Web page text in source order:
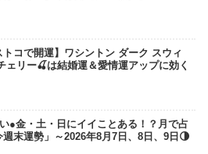
トコで開運】ワシントン ダーク スウィ
ェリー🍒は結婚運＆愛情運アップに効く
●金・土・日にイイことある！？月で占
週末運勢」～2026年8月7日、8日、9日🌗